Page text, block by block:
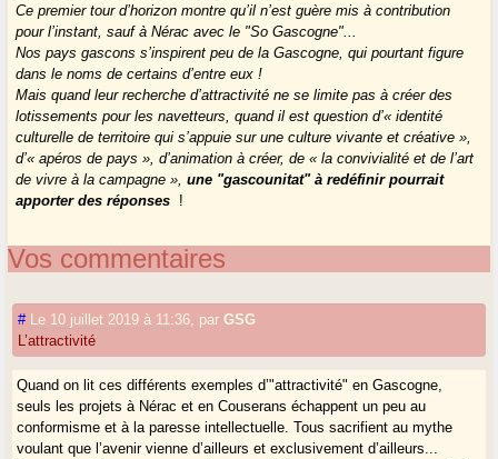
Ce premier tour d’horizon montre qu’il n’est guère mis à contribution
pour l’instant, sauf à Nérac avec le "So Gascogne"...
Nos pays gascons s’inspirent peu de la Gascogne, qui pourtant figure
dans le noms de certains d’entre eux !
Mais quand leur recherche d’attractivité ne se limite pas à créer des
lotissements pour les navetteurs, quand il est question d’« identité
culturelle de territoire qui s’appuie sur une culture vivante et créative »,
d’« apéros de pays », d’animation à créer, de « la convivialité et de l’art
de vivre à la campagne »,une "gascounitat" à redéfinir pourrait
apporter des réponses !
Vos commentaires
# Le 10 juillet 2019 à 11:36 parGSG
L’attractivité
Quand on lit ces différents exemples d’"attractivité" en Gascogne,
seuls les projets à Nérac et en Couserans échappent un peu au
conformisme et à la paresse intellectuelle. Tous sacrifient au mythe
voulant que l’avenir vienne d’ailleurs et exclusivement d’ailleurs...